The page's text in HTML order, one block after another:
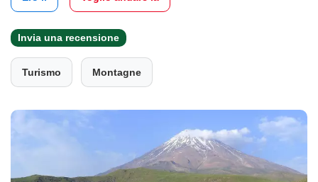
Invia una recensione
Turismo Montagne